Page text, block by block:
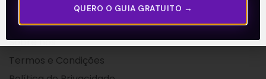
A Levante
Sobre nós
Termos e Condições
QUERO O GUIA GRATUITO →